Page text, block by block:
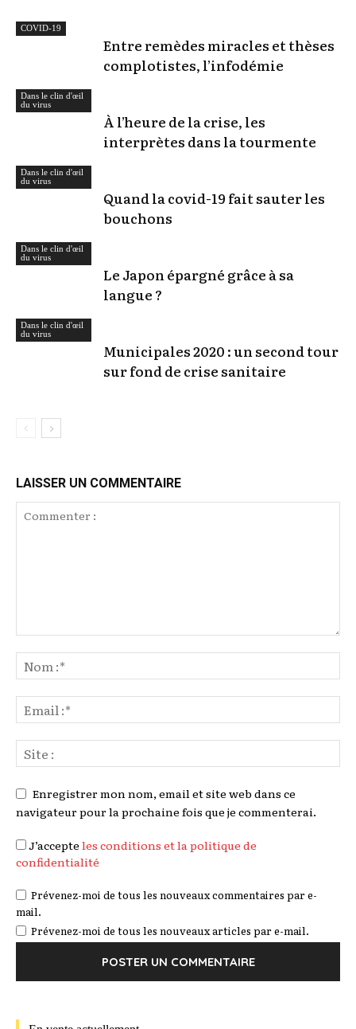
COVID-19
Entre remèdes miracles et thèses
complotistes, l’infodémie
Dans le clin d'œil
du virus
À l’heure de la crise, les
interprètes dans la tourmente
Dans le clin d'œil
du virus
Quand la covid-19 fait sauter les
bouchons
Dans le clin d'œil
du virus
Le Japon épargné grâce à sa
langue ?
Dans le clin d'œil
du virus
Municipales 2020 : un second tour
sur fond de crise sanitaire
LAISSER UN COMMENTAIRE
Enregistrer mon nom, email et site web dans ce
navigateur pour la prochaine fois que je commenterai.
J’accepte les conditions et la politique de
confidentialité
Prévenez-moi de tous les nouveaux commentaires par e-
mail.
Prévenez-moi de tous les nouveaux articles par e-mail.